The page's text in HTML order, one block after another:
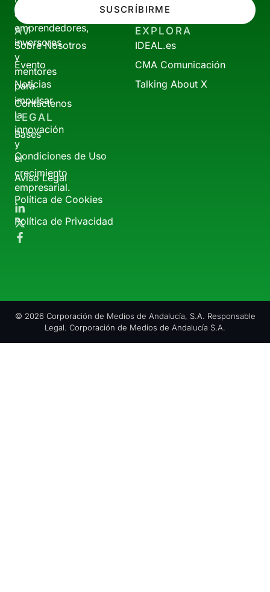
a
emprendedores,
inversores
y
mentores
para
impulsar
la
innovación
y
el
crecimiento
empresarial.
SUSCRÍBIRME
AV
Sobre Nosotros
Evento
Noticias
Contáctenos
EXPLORA
IDEAL.es
CMA Comunicación
Talking About X
LEGAL
Bases
Condiciones de Uso
Aviso Legal
Política de Cookies
Política de Privacidad
© 2026 Corporación de Medios de Andalucía, S.A. Responsable
Legal. Corporación de Medios de Andalucía S.A.